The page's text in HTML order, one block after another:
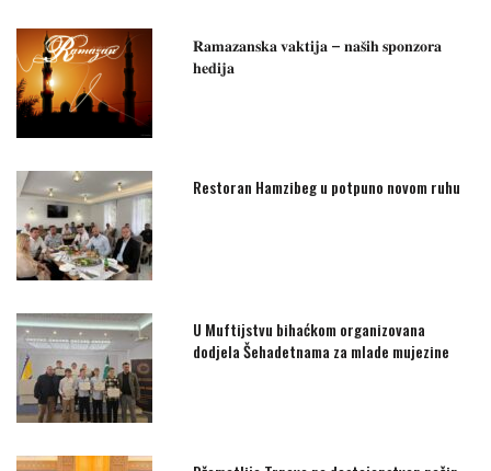
𝐑𝐚𝐦𝐚𝐳𝐚𝐧𝐬𝐤𝐚 𝐯𝐚𝐤𝐭𝐢𝐣𝐚 – 𝐧𝐚𝐬̌𝐢𝐡 𝐬𝐩𝐨𝐧𝐳𝐨𝐫𝐚
𝐡𝐞𝐝𝐢𝐣𝐚
Restoran Hamzibeg u potpuno novom ruhu
U Muftijstvu bihaćkom organizovana
dodjela Šehadetnama za mlade mujezine